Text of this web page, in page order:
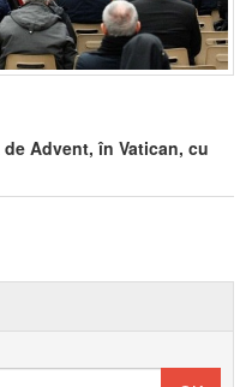
Advent, în Vatican, cu